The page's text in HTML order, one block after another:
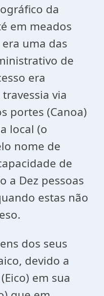
da
em meados
uma das
de
era
via
portes (Canoa)
local (o
nome de
de
a Dez pessoas
estas não
dos seus
devido a
em sua